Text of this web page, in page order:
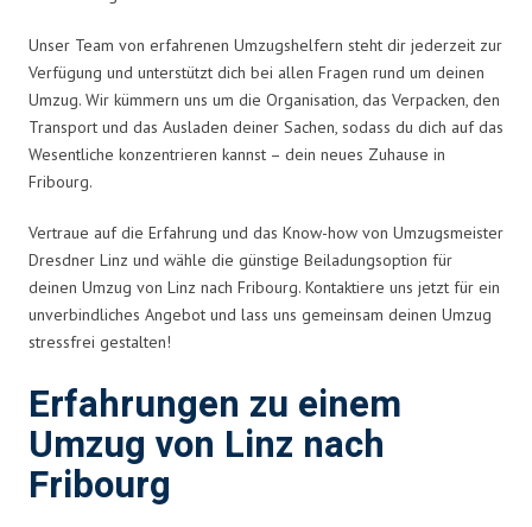
Unser Team von erfahrenen Umzugshelfern steht dir jederzeit zur
Verfügung und unterstützt dich bei allen Fragen rund um deinen
Umzug. Wir kümmern uns um die Organisation, das Verpacken, den
Transport und das Ausladen deiner Sachen, sodass du dich auf das
Wesentliche konzentrieren kannst – dein neues Zuhause in
Fribourg.
Vertraue auf die Erfahrung und das Know-how von Umzugsmeister
Dresdner Linz und wähle die günstige Beiladungsoption für
deinen Umzug von Linz nach Fribourg. Kontaktiere uns jetzt für ein
unverbindliches Angebot und lass uns gemeinsam deinen Umzug
stressfrei gestalten!
Erfahrungen zu einem
Umzug von Linz nach
Fribourg